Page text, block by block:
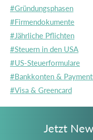
#Gründungsphasen
#Firmendokumente
#Jährliche Pflichten
#Steuern in den USA
#US-Steuerformulare
#Bankkonten &
#Visa & Greencard
Jetzt